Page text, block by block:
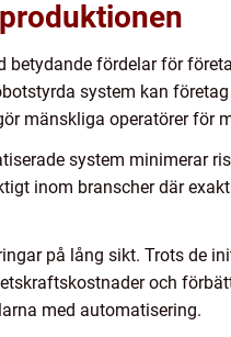
fördelar för
system kan
mänskliga operatörer för
system minimerar
inom branscher där
på lång sikt. Trots de
och
med automatisering.